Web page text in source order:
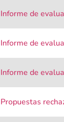
Informe de
Informe de
Informe de
Propuestas